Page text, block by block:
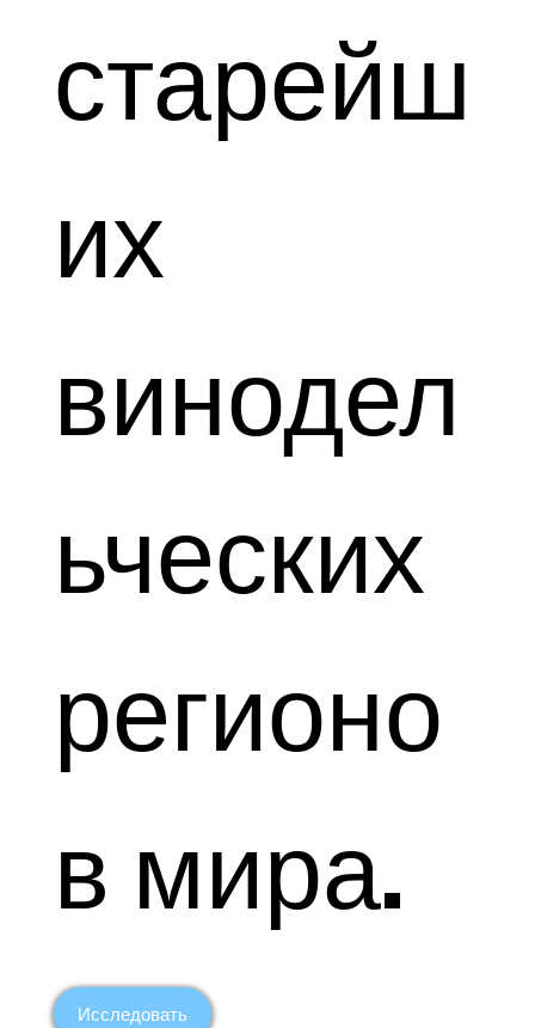
старейш
их
винодел
ьческих
регионо
в мира.
Исследовать